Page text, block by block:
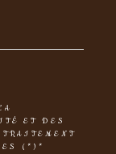
ET DES
(*)*